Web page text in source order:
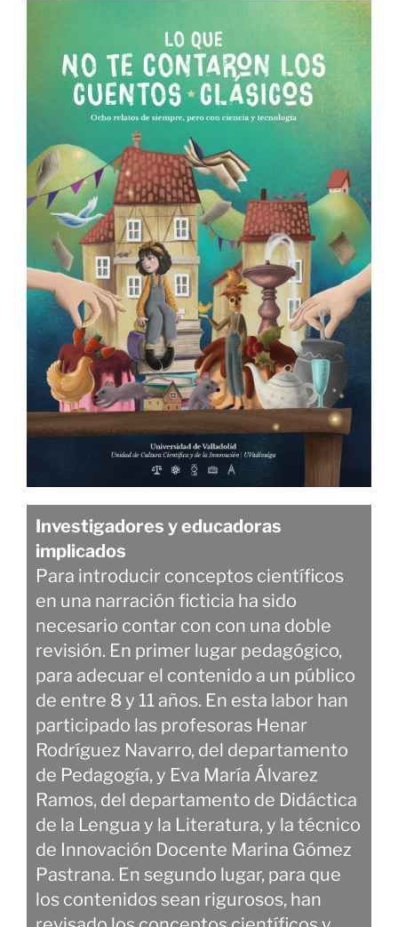
Investigadores y educadoras
implicados
Para introducir conceptos científicos
en una narración ficticia ha sido
necesario contar con con una doble
revisión. En primer lugar pedagógico,
para adecuar el contenido a un público
de entre 8 y 11 años. En esta labor han
participado las profesoras Henar
Rodríguez Navarro, del departamento
de Pedagogía, y Eva María Álvarez
Ramos, del departamento de Didáctica
de la Lengua y la Literatura, y la técnico
de Innovación Docente Marina Gómez
Pastrana. En segundo lugar, para que
los contenidos sean rigurosos, han